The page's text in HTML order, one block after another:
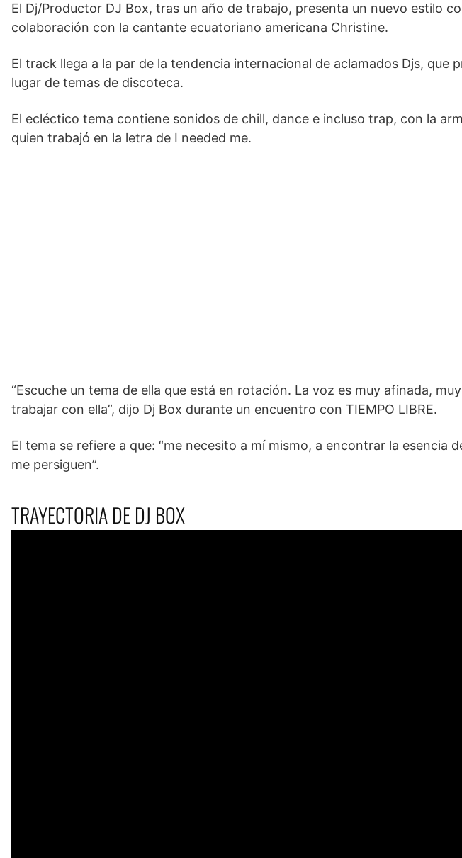
El Dj/Productor DJ Box, tras un año de trabajo, presenta un nuevo estilo
colaboración con la cantante ecuatoriano americana Christine.
El track llega a la par de la tendencia internacional de aclamados Djs, que
lugar de temas de discoteca.
El ecléctico tema contiene sonidos de chill, dance e incluso trap, con la
quien trabajó en la letra de I needed me.
“Escuche un tema de ella que está en rotación. La voz es muy afinada,
trabajar con ella”, dijo Dj Box durante un encuentro con TIEMPO LIBRE.
El tema se refiere a que: “me necesito a mí mismo, a encontrar la esencia
me persiguen”.
TRAYECTORIA DE DJ BOX